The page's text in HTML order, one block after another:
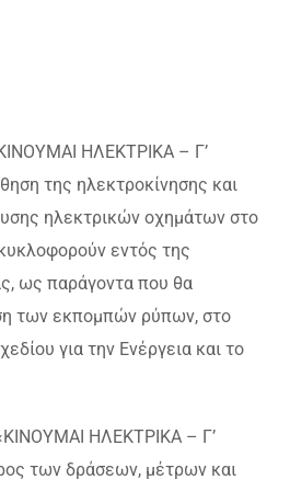
ΗΛΕΚΤΡΙΚΑ – Γ’
της ηλεκτροκίνησης και
ηλεκτρικών οχημάτων στο
εντός της
ως παράγοντα που θα
των εκπομπών ρύπων, στο
για την Ενέργεια και το
ΗΛΕΚΤΡΙΚΑ – Γ’
των δράσεων, μέτρων και